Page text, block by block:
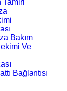
Tamiri
Bakım
Ve
Bağlantısı